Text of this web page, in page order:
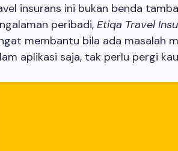
insurans ini bukan benda
peribadi, Etiqa Travel
membantu bila ada masalah
aplikasi saja, tak perlu pergi